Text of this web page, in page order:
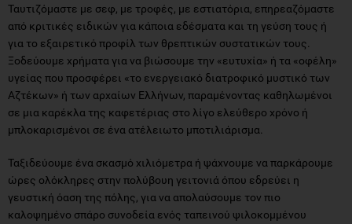
Ταυτιζόμαστε με σεφ, με τροφές, με εστιατόρια, επηρεαζόμαστε
από κριτικές ειδικών για κάποια εδέσματα και τη γεύση τους ή
για το εξαιρετικό προφίλ των θρεπτικών συστατικών τους.
Ξοδεύουμε χρήματα για να βιώσουμε την «ευτυχία» ή τα «οφέλη»
υγείας που προσφέρει «το ενεργειακό διατροφικό μυστικό των
Αζτέκων» ή των αρχαίων Ελλήνων, παραμένοντας καθηλωμένοι
σε μια καρέκλα της καφετέριας στο λίγο ελεύθερο χρόνο ή
μπλοκαρισμένοι σε ένα ατέλειωτο μποτιλιάρισμα.
Ταξιδεύουμε ένα σκασμό χιλιόμετρα ή ψάχνουμε να παρκάρουμε
ώρες ολόκληρες στην πολύβουη γειτονιά όπου εδρεύει η
γευστική όαση της πόλης, για να απολαύσουμε τον πιο
καλοψημένο σπάρο συνοδεία ενός ταπεινού ψιλοκομμένου